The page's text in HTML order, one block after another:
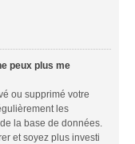
peux plus me
ou supprimé votre
les
la base de données.
et soyez plus investi